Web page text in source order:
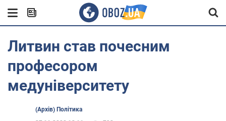
Литвин став почесним
професором
медуніверситету
(Архів) Політика